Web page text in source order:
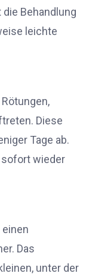
Behandlung
leichte
Diese
Tage ab.
sofort wieder
Das
unter der